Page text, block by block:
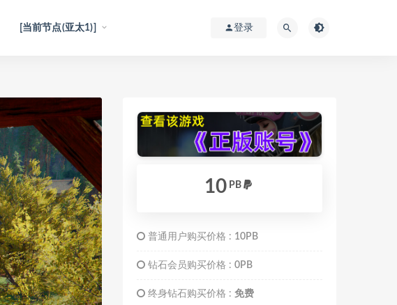
[当前节点(亚太1)] 登录
10 PB
普通用户购买价格 : 10PB
钻石会员购买价格 : 0PB
终身钻石购买价格 : 免费